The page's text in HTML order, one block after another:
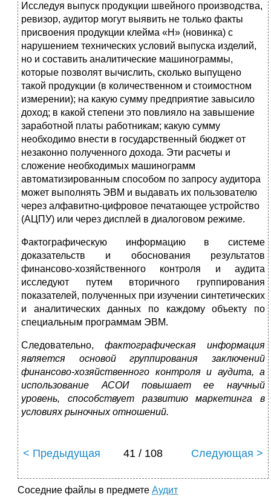
Исследуя выпуск продукции швейного производства,
ревизор, аудитор могут выявить не только факты
присвое­ния продукции клейма «Н» (новинка) с
нарушением тех­нических условий выпуска изделий,
но и составить анали­тические машинограммы,
которые позволят вычислить, сколько выпущено
такой продукции (в количественном и стоимостном
измерении); на какую сумму предприятие завысило
доход; в какой степени это повлияло на завыше­ние
заработной платы работникам; какую сумму
необходи­мо внести в государственный бюджет от
незаконно полу­ченного дохода. Эти расчеты и
сложение необходимых ма­шинограмм
автоматизированным способом по запросу аудитора
может выполнять ЭВМ и выдавать их пользовате­лю
через алфавитно-цифровое печатающее устройство
(АЦПУ) или через дисплей в диалоговом режиме.
Фактографическую информацию в системе
доказательств и обоснования результатов
финансово-хозяйственного кон­троля и аудита
исследуют путем вторичного группирова­ния
показателей, полученных при изучении синтетических
и аналитических данных по каждому объекту по
специ­альным программам ЭВМ.
Следовательно, фактографическая информация
являет­ся основой группирования заключений
финансово-хозяй­ственного контроля и аудита, а
использование АСОИ по­вышает ее научный
уровень, способствует развитию мар­кетинга в
условиях рыночных отношений.
< Предыдущая 41 / 108 Следующая >
Соседние файлы в предмете Аудит